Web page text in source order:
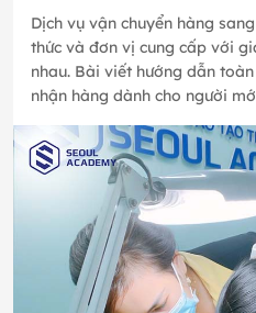
Dịch vụ vận chuyển hàng
thức và đơn vị cung cấp với
nhau. Bài viết hướng dẫn
nhận hàng dành cho người